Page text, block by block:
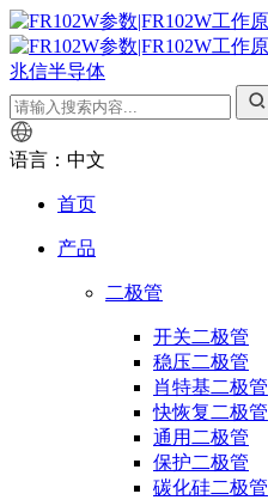
兆信半导体
语言：中文
首页
产品
二极管
开关二极管
稳压二极管
肖特基二极管
快恢复二极管
通用二极管
保护二极管
碳化硅二极管